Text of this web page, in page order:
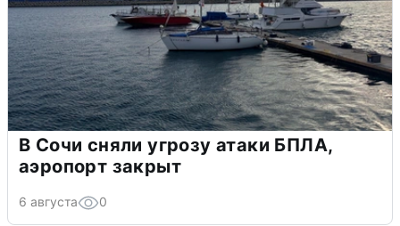
В Сочи сняли угрозу атаки БПЛА,
аэропорт закрыт
6 августа 0